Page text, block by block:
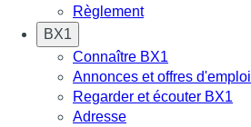
Règlement
BX1
Connaître BX1
Annonces et offres d'emploi
Regarder et écouter BX1
Adresse